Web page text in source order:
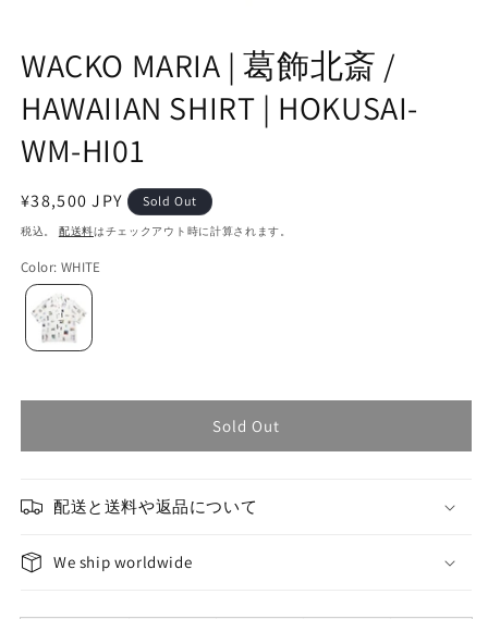
WACKO MARIA | 葛飾北斎 /
HAWAIIAN SHIRT | HOKUSAI-
WM-HI01
通
常
格
¥38,500 JPY Sold Out
税込。 配送料はチェックアウト時に計算されます。
Color: WHITE
Sold Out
配送と送料や返品について
We ship worldwide